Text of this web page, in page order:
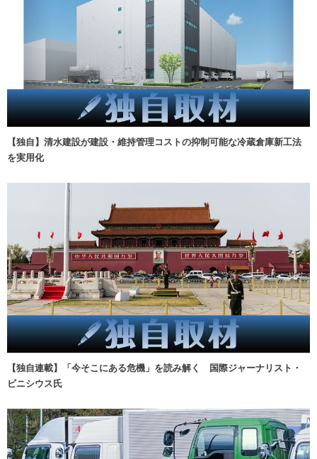
【独自】清水建設が建設・維持管理コストの抑制可能な冷蔵倉庫新工法
を実用化
【独自連載】「今そこにある危機」を読み解く 国際ジャーナリスト・
ビニシウス氏